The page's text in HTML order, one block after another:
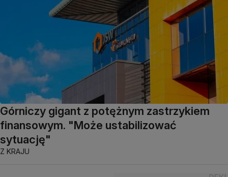
Górniczy gigant z potężnym zastrzykiem
finansowym. "Może ustabilizować
sytuację"
Z KRAJU